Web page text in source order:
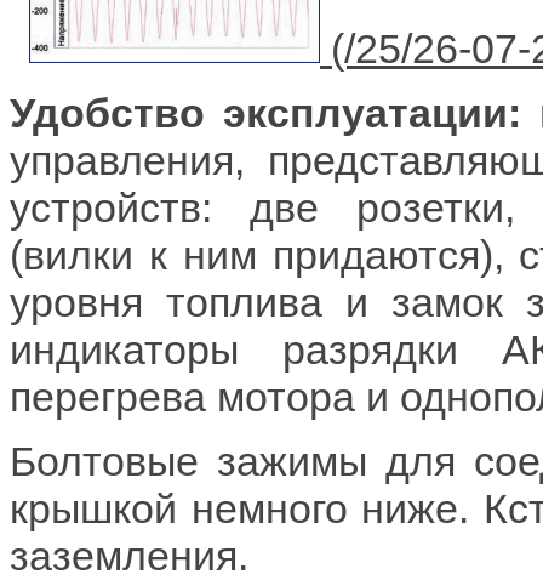
Удобство эксплуатации:
управления,
устройств: две розетки,
(вилки к ним придаются),
уровня топлива и замок
индикаторы разрядки
перегрева мотора и
Болтовые зажимы для
крышкой немного ниже.
заземления.